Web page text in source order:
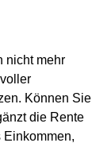
nicht mehr
Können Sie
die Rente